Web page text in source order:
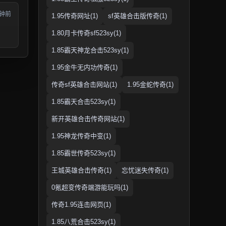
前 1.95传奇网址(1) sf英雄合击版传奇(1)
1.80月卡传奇sf523sy(1)
1.85霸天神龙合击523sy(1)
1.95金牛无内功传奇(1)
传奇sf英雄合击网站(1) 1.95金蛇传奇(1)
1.85霸天合击523sy(1)
新开英雄合击传奇网站(1)
1.95神龙传奇中变(1)
1.85霸世传奇523sy(1)
王城英雄合击传奇(1) 忘忧迷失传奇(1)
0氪超变传奇端游能玩吗(1)
传奇1.95连击网页(1)
1.85八荒合击523sy(1)